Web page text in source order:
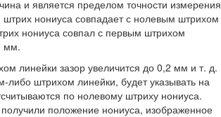
и является пределом точности измерения
нониуса совпадает с нолевым штрихом
нониуса совпал с первым штрихом
мм.
линейки зазор увеличится до 0,2 мм и т. д.
штрихом линейки, будет указывать на
по нолевому штриху нониуса.
положение нониуса, изображенное